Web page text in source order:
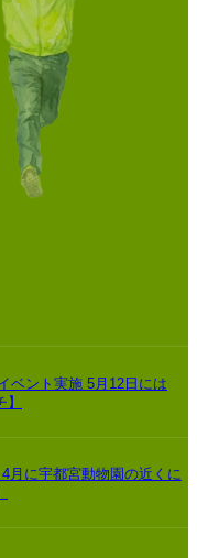
ベント実施 5月12日には
月に宇都宮動物園の近くに